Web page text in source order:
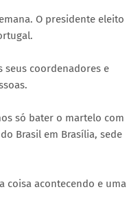
O presidente eleito
seus coordenadores e
só bater o martelo com
Brasil em Brasília, sede
coisa acontecendo e uma